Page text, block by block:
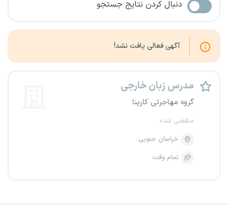
دنبال کردن نتایج جستجو
آگهی فعالی یافت نشد!
مدرس زبان خارجی
گروه مهاجرتی کارینا
منقضی شده
خراسان جنوبی
تمام وقت